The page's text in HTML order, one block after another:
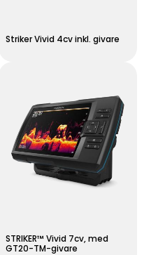
Striker Vivid 4cv inkl. givare
STRIKER™ Vivid 7cv, med
GT20-TM-givare